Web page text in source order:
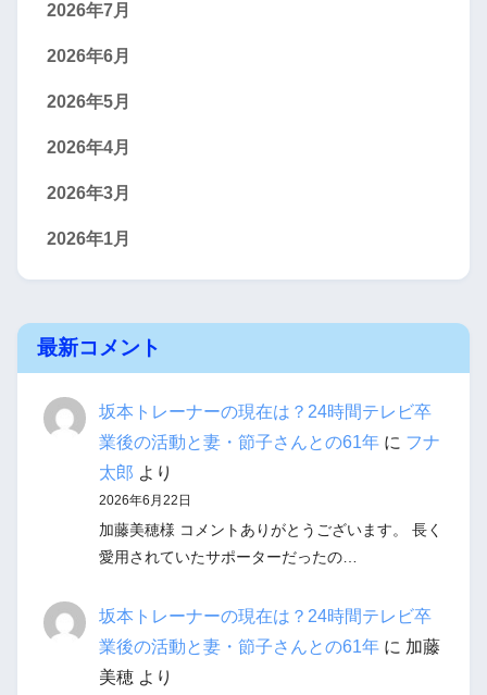
2026年7月
2026年6月
2026年5月
2026年4月
2026年3月
2026年1月
最新コメント
坂本トレーナーの現在は？24時間テレビ卒
業後の活動と妻・節子さんとの61年に フナ
太郎 より
2026年6月22日
加藤美穂様 コメントありがとうございます。 長く
愛用されていたサポーターだったの…
坂本トレーナーの現在は？24時間テレビ卒
業後の活動と妻・節子さんとの61年に 加藤
美穂より